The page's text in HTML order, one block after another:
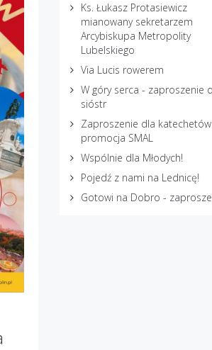
Ks. Łukasz Protasiewicz
mianowany sekretarzem
Arcybiskupa Metropolity
Lubelskiego
Via Lucis rowerem
W góry serca - zaproszenie
sióstr
Zaproszenie dla
promocja SMAL
Wspólnie dla Młodych!
Pojedź z nami na Lednicę!
Gotowi na Dobro -